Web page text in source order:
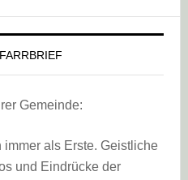
Gemeinde:
als Erste. Geistliche
und Eindrücke der